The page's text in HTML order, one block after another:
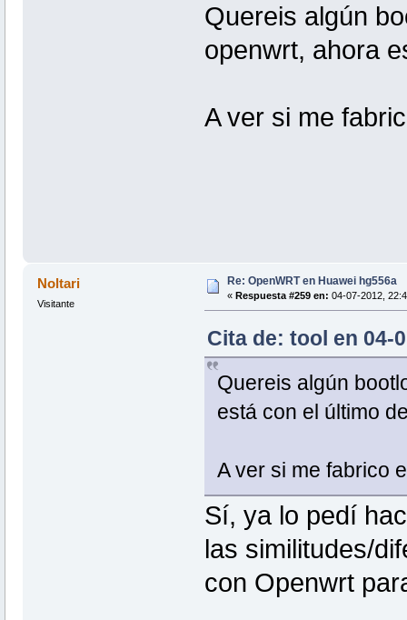
Quereis algún
openwrt, ahora
A ver si me
Noltari
Visitante
Re: OpenWRT en Huawei hg556a
« Respuesta #259 en: 04-07-2012,
Cita de: tool en 04-
Quereis algún
está con el último
A ver si me fabrico
Sí, ya lo pedí
las similitudes/
con Openwrt